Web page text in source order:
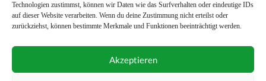
Technologien zustimmst, können wir Daten wie das Surfverhalten oder eindeutige IDs
auf dieser Website verarbeiten. Wenn du deine Zustimmung nicht erteilst oder
zurückziehst, können bestimmte Merkmale und Funktionen beeinträchtigt werden.
Akzeptieren
© 2026 Blick ins Land
Unterstützt durch